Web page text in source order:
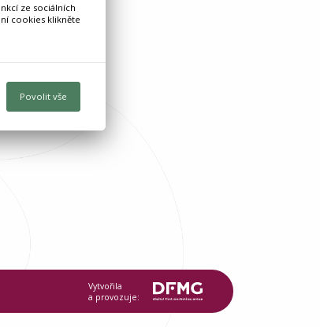
Vytvořila
a provozuje:
ze sociálních
cookies klikněte
Povolit vše